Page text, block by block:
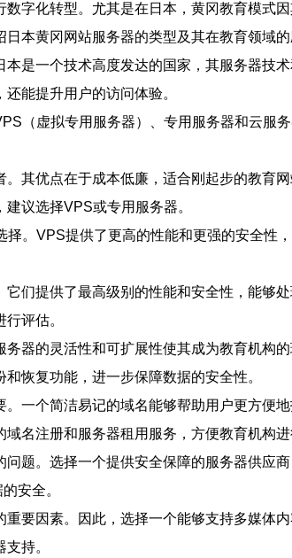
字化转型。尤其是在日本，黄冈教育模式
本黄冈网站服务器的类型及其在教育领域的
是一个技术高度发达的国家，其服务器技
能提升用户的访问体验。
（虚拟专用服务器）、专用服务器和云服
其优点在于成本低廉，适合刚起步的教育
议选择VPS或专用服务器。
。VPS提供了更高的性能和更强的安全性
们提供了最高级别的性能和安全性，能够
评估。
器的灵活性和可扩展性使其成为教育机构
恢复功能，进一步保障数据的安全性。
一个简洁易记的域名能够帮助用户更方便
名注册和服务器租用服务，方便教育机构进
题。选择一个提供安全保障的服务器供应
安全。
要因素。因此，选择一个能够支持多媒体
持。